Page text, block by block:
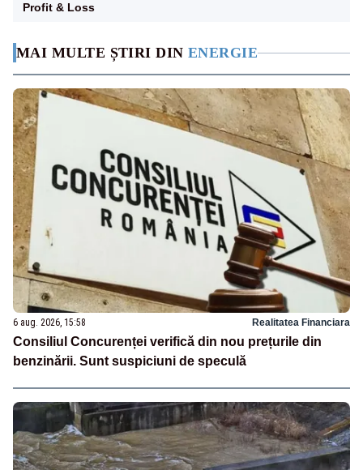
MAI MULTE ȘTIRI DIN ENERGIE
6 aug. 2026, 15:58 Realitatea Financiara
Consiliul Concurenței verifică din nou prețurile din
benzinării. Sunt suspiciuni de speculă
Profit & Loss